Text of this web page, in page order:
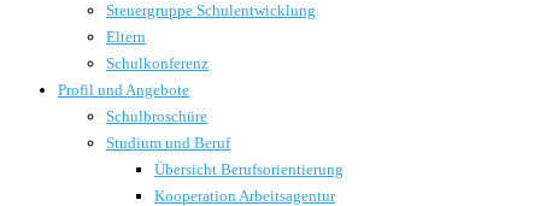
Steuergruppe Schulentwicklung
Eltern
Schulkonferenz
Profil und Angebote
Schulbroschüre
Studium und Beruf
Übersicht Berufsorientierung
Kooperation Arbeitsagentur